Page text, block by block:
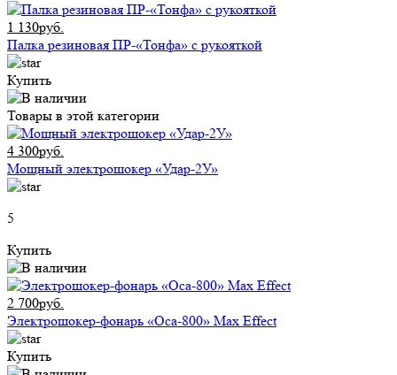
1 130руб.
Палка резиновая ПР-«Тонфа» с рукояткой
Купить
Товары в этой категории
4 300руб.
Мощный электрошокер «Удар-2У»
5
Купить
2 700руб.
Электрошокер-фонарь «Оса-800» Max Effect
Купить